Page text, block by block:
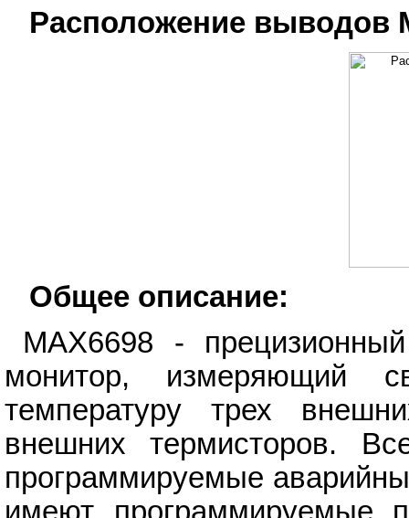
Расположение выводов
Общее описание:
MAX6698 -
монитор, измеряющий
температуру трех
внешних термисторов.
программируемые